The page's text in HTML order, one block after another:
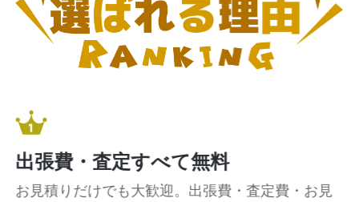
出張費・査定すべて無料
お見積りだけでも大歓迎。出張費・査定費・お見